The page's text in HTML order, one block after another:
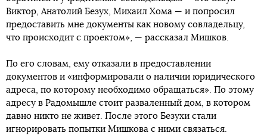
Виктор, Анатолий Безух, Михаил Хома — и попросил
предоставить мне документы как новому совладельцу,
что происходит с проектом», — рассказал Мишков.
По его словам, ему отказали в предоставлении
документов и «информировали о наличии юридического
адреса, по которому необходимо обращаться». По этому
адресу в Радомышле стоит разваленный дом, в котором
давно никто не живет. После этого Безухи стали
игнорировать попытки Мишкова с ними связаться.